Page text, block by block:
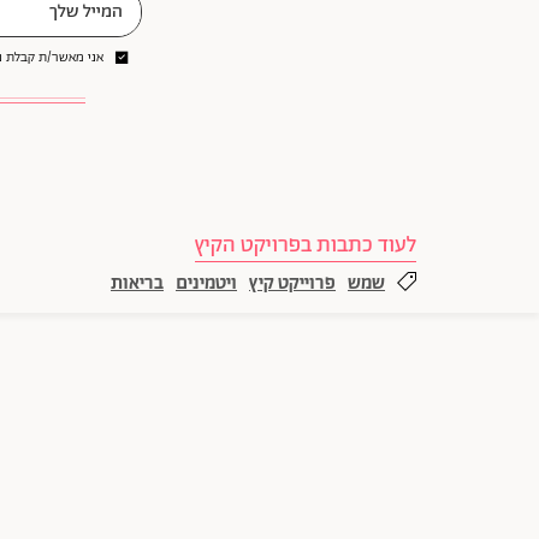
אני מאשר/ת קבלת
לעוד כתבות בפרויקט הקיץ
שמש פרוייקט קיץ ויטמינים בריאות